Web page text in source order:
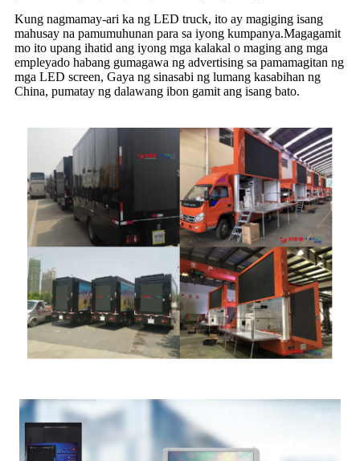
Kung nagmamay-ari ka ng LED truck, ito ay magiging isang
mahusay na pamumuhunan para sa iyong kumpanya.Magagamit
mo ito upang ihatid ang iyong mga kalakal o maging ang mga
empleyado habang gumagawa ng advertising sa pamamagitan ng
mga LED screen, Gaya ng sinasabi ng lumang kasabihan ng
China, pumatay ng dalawang ibon gamit ang isang bato.